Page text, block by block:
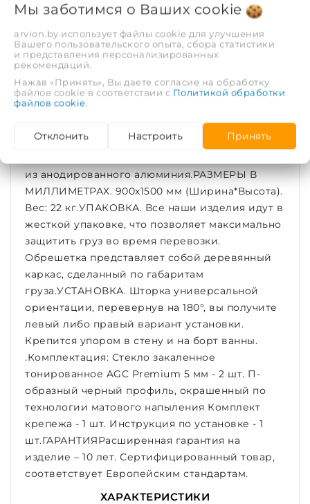
черного матового цвета и прозрачным
прямоугольным ваннам любого производителя
и устанавливается на борт. Благодаря
более строгим. В производстве данного
изделия используются материалы только
высокого качества. Витраж из безопасного,
ударопрочного, закаленного стекла AGC
из анодированного алюминия.РАЗМЕРЫ В
МИЛЛИМЕТРАХ. 900х1500 мм (Ширина*Высота).
Вес: 22 кг.УПАКОВКА. Все наши изделия идут в
жесткой упаковке, что позволяет максимально
защитить груз во время перевозки.
Обрешетка представляет собой деревянный
каркас, сделанный по габаритам
груза.УСТАНОВКА. Шторка универсальной
ориентации, перевернув на 180°, вы получите
левый либо правый вариант установки.
Крепится упором в стену и на борт ванны.
.Комплектация: Стекло закаленное
тонированное AGC Premium 5 мм - 2 шт. П-
образный черный профиль, окрашенный по
технологии матового напыления Комплект
крепежа - 1 шт. Инструкция по установке - 1
шт.ГАРАНТИЯРасширенная гарантия на
изделие – 10 лет. Сертифицированный товар,
соответствует Европейским стандартам.
ХАРАКТЕРИСТИКИ
Мы заботимся о Ваших cookie
arvion.by использует файлы cookie для улучшения
Вашего пользовательского опыта, сбора статистики
и представления персонализированных
рекомендаций.
Нажав «Принять», Вы даете согласие на обработку
файлов cookie в соответствии с Политикой обработки
файлов cookie.
Отклонить Настроить Принять